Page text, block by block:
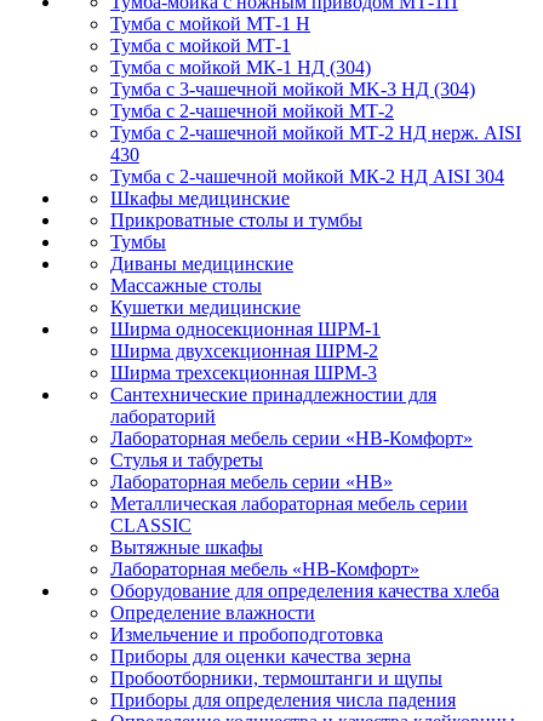
Тумба с мойкой МТ-1 Н
Тумба с мойкой МТ-1
Тумба с мойкой МК-1 НД (304)
Тумба с 3-чашечной мойкой МK-3 НД (304)
Тумба с 2-чашечной мойкой МТ-2
Тумба с 2-чашечной мойкой МТ-2 НД нерж. AISI
430
Тумба с 2-чашечной мойкой МК-2 НД AISI 304
Шкафы медицинские
Прикроватные столы и тумбы
Тумбы
Диваны медицинские
Массажные столы
Кушетки медицинские
Ширма односекционная ШРМ-1
Ширма двухсекционная ШРМ-2
Ширма трехсекционная ШРМ-3
Сантехнические принадлежностии для
лабораторий
Лабораторная мебель серии «НВ-Комфорт»
Стулья и табуреты
Лабораторная мебель серии «НВ»
Металлическая лабораторная мебель серии
CLASSIC
Вытяжные шкафы
Лабораторная мебель «НВ-Комфорт»
Оборудование для определения качества хлеба
Определение влажности
Измельчение и пробоподготовка
Приборы для оценки качества зерна
Пробоотборники, термоштанги и щупы
Приборы для определения числа падения